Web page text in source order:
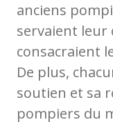
anciens
servaient leur
consacraient
De plus,
soutien et sa
pompiers du